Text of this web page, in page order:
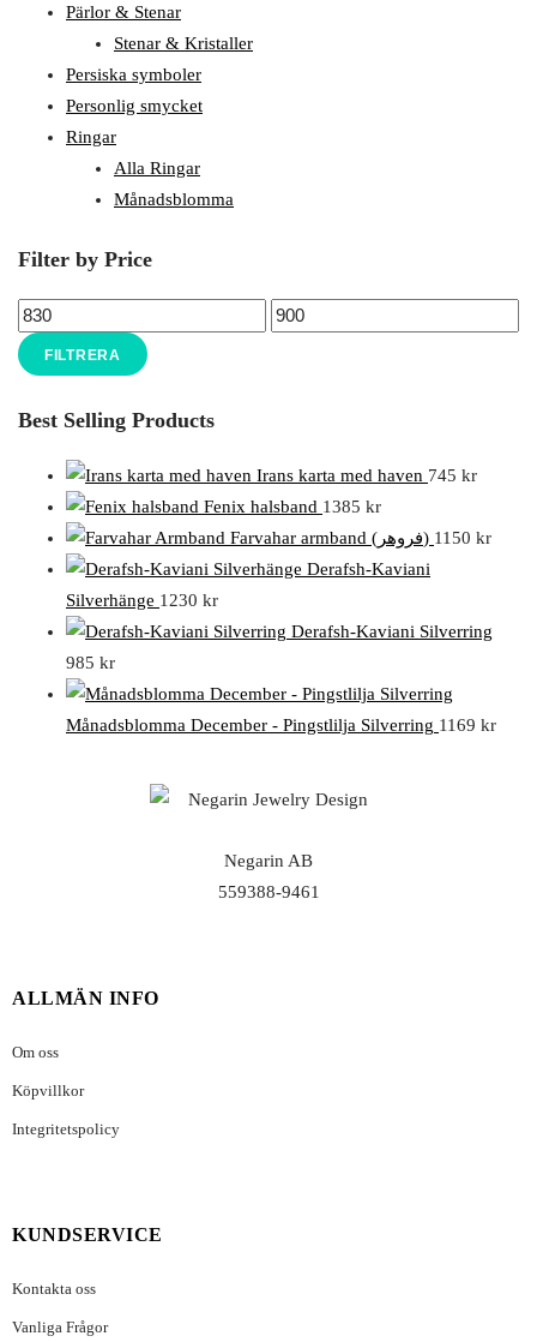
Pärlor & Stenar
Stenar & Kristaller
Persiska symboler
Personlig smycket
Ringar
Alla Ringar
Månadsblomma
Filter by Price
FILTRERA
Best Selling Products
Irans karta med haven 745 kr
Fenix halsband 1385 kr
Farvahar armband (فروهر) 1150 kr
Derafsh-Kaviani
Silverhänge 1230 kr
Derafsh-Kaviani Silverring
985 kr
Månadsblomma December - Pingstlilja Silverring 1169 kr
Negarin AB
559388-9461
ALLMÄN INFO
Om oss
Köpvillkor
Integritetspolicy
KUNDSERVICE
Kontakta oss
Vanliga Frågor